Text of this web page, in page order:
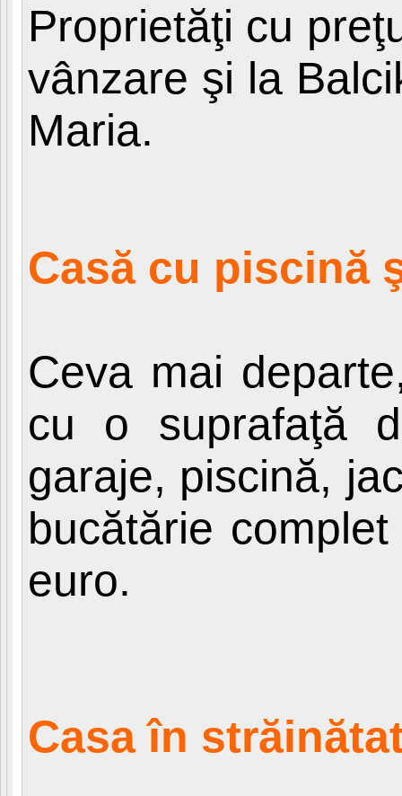
Proprietăţi cu
vânzare şi la
Maria.
Casă cu piscină
Ceva mai
cu o suprafaţă
garaje, piscină,
bucătărie
euro.
Casa în